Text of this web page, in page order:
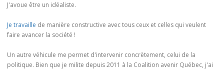
J'avoue être un idéaliste.
Je travaille de manière constructive avec tous ceux et celles qui veulent
faire avancer la société !
Un autre véhicule me permet d'intervenir concrètement, celui de la
politique. Bien que je milite depuis 2011 à la Coalition avenir Québec, j'ai